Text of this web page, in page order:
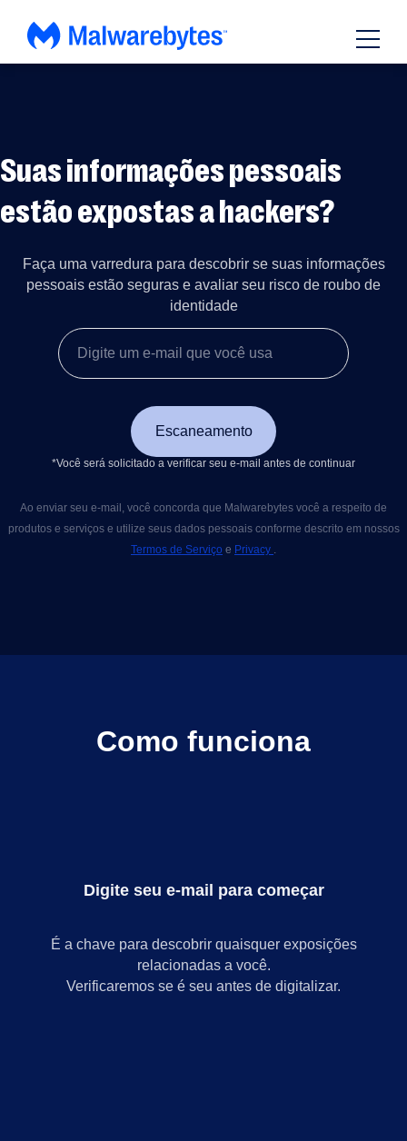
para
Suas informações pessoais
estão expostas a hackers?
Faça uma varredura para descobrir se suas informações
pessoais estão seguras e avaliar seu risco de roubo de
identidade
Escaneamento
*Você será solicitado a verificar seu e-mail antes de continuar
Ao enviar seu e-mail, você concorda que Malwarebytes você a respeito de
produtos e serviços e utilize seus dados pessoais conforme descrito em nossos
Termos de Serviço e Privacy .
Como funciona
Digite seu e-mail para começar
É a chave para descobrir quaisquer exposições
relacionadas a você.
Verificaremos se é seu antes de digitalizar.